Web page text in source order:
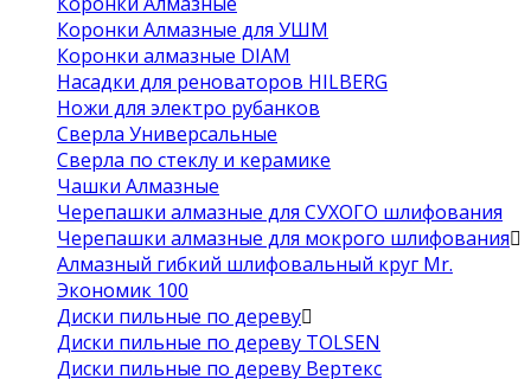
Коронки Алмазные для УШМ
Коронки алмазные DIAM
Насадки для реноваторов HILBERG
Ножи для электро рубанков
Сверла Универсальные
Сверла по стеклу и керамике
Чашки Алмазные
Черепашки алмазные для СУХОГО шлифования
Черепашки алмазные для мокрого шлифования
Алмазный гибкий шлифовальный круг Mr.
Экономик 100
Диски пильные по дереву
Диски пильные по дереву TOLSEN
Диски пильные по дереву Вертекс